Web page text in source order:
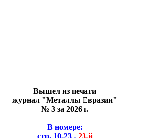
Вышел из печати
журнал "Металлы Евразии"
№ 3 за 2026 г.
В номере:
стр. 10-23 -23-й